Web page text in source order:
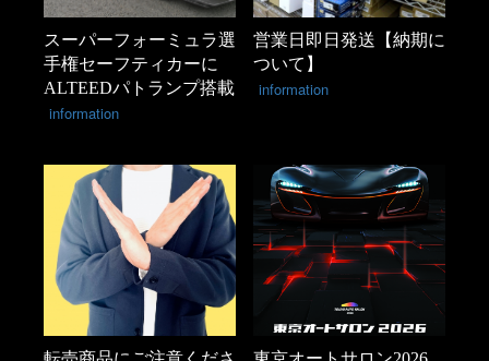
スーパーフォーミュラ選
手権セーフティカーに
ALTEEDパトランプ搭載
information
営業日即日発送【納期に
ついて】
information